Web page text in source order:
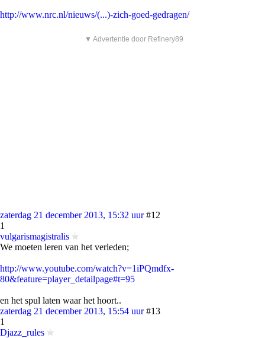
http://www.nrc.nl/nieuws/(...)-zich-goed-gedragen/
▼ Advertentie door Refinery89
zaterdag 21 december 2013, 15:32 uur #12
1
vulgarismagistralis
We moeten leren van het verleden;
http://www.youtube.com/watch?v=1iPQmdfx-
80&feature=player_detailpage#t=95
en het spul laten waar het hoort..
zaterdag 21 december 2013, 15:54 uur #13
1
Djazz_rules